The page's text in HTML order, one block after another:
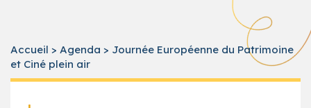
Accueil > Agenda > Journée Européenne du Patrimoine
et Ciné plein air